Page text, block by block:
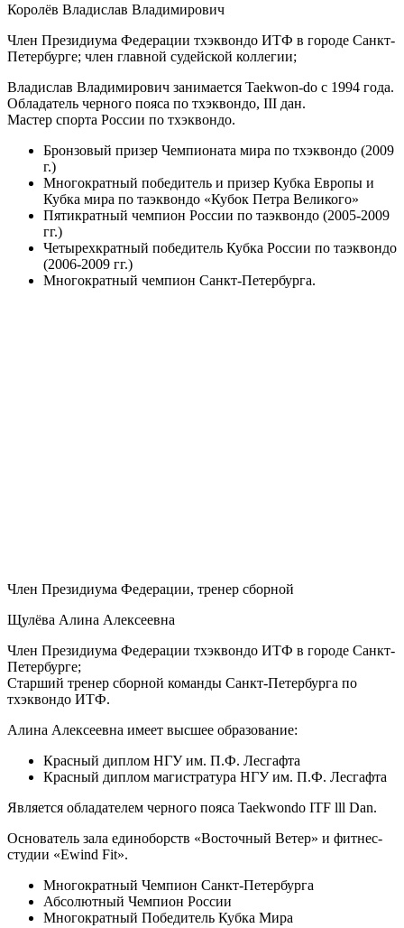
Королёв Владислав Владимирович
Член Президиума Федерации тхэквондо ИТФ в городе Санкт-
Петербурге; член главной судейской коллегии;
Владислав Владимирович занимается Taekwon-do с 1994 года.
Обладатель черного пояса по тхэквондо, III дан.
Мастер спорта России по тхэквондо.
Бронзовый призер Чемпионата мира по тхэквондо (2009
г.)
Многократный победитель и призер Кубка Европы и
Кубка мира по таэквондо «Кубок Петра Великого»
Пятикратный чемпион России по таэквондо (2005-2009
гг.)
Четырехкратный победитель Кубка России по таэквондо
(2006-2009 гг.)
Многократный чемпион Санкт-Петербурга.
Член Президиума Федерации, тренер сборной
Щулёва Алина Алексеевна
Член Президиума Федерации тхэквондо ИТФ в городе Санкт-
Петербурге;
Старший тренер сборной команды Санкт-Петербурга по
тхэквондо ИТФ.
Алина Алексеевна имеет высшее образование:
Красный диплом НГУ им. П.Ф. Лесгафта
Красный диплом магистратура НГУ им. П.Ф. Лесгафта
Является обладателем черного пояса Taekwondo ITF lll Dan.
Основатель зала единоборств «Восточный Ветер» и фитнес-
студии «Ewind Fit».
Многократный Чемпион Санкт-Петербурга
Абсолютный Чемпион России
Многократный Победитель Кубка Мира